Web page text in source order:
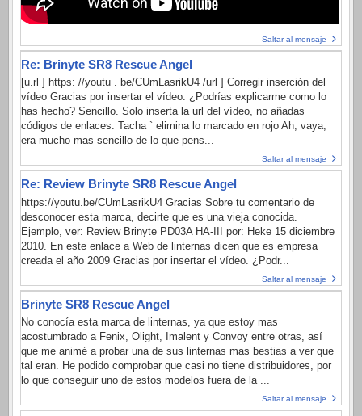
Saltar al mensaje
Re: Brinyte SR8 Rescue Angel
[u.rl ] https: //youtu . be/CUmLasrikU4 /url ] Corregir inserción del
vídeo Gracias por insertar el vídeo. ¿Podrías explicarme como lo
has hecho? Sencillo. Solo inserta la url del vídeo, no añadas
códigos de enlaces. Tacha ` elimina lo marcado en rojo Ah, vaya,
era mucho mas sencillo de lo que pens...
Saltar al mensaje
Re: Review Brinyte SR8 Rescue Angel
https://youtu.be/CUmLasrikU4 Gracias Sobre tu comentario de
desconocer esta marca, decirte que es una vieja conocida.
Ejemplo, ver: Review Brinyte PD03A HA-III por: Heke 15 diciembre
2010. En este enlace a Web de linternas dicen que es empresa
creada el año 2009 Gracias por insertar el vídeo. ¿Podr...
Saltar al mensaje
Brinyte SR8 Rescue Angel
No conocía esta marca de linternas, ya que estoy mas
acostumbrado a Fenix, Olight, Imalent y Convoy entre otras, así
que me animé a probar una de sus linternas mas bestias a ver que
tal eran. He podido comprobar que casi no tiene distribuidores, por
lo que conseguir uno de estos modelos fuera de la ...
Saltar al mensaje